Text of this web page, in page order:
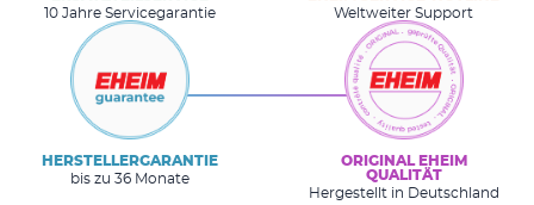
10 Jahre Servicegarantie
Weltweiter Support
HERSTELLERGARANTIE
bis zu 36 Monate
ORIGINAL EHEIM
QUALITÄT
Hergestellt in Deutschland